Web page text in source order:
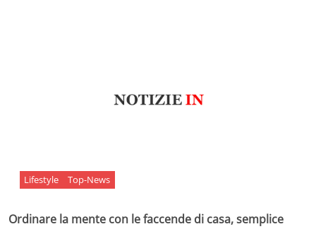
Lifestyle Top-News
Ordinare la mente con le faccende di casa, semplice